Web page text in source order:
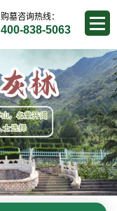
购墓咨询热线：
400-838-5063